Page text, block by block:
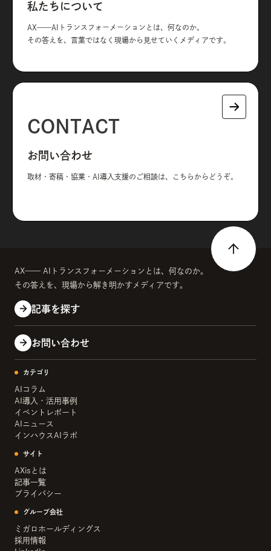
私たちについて
AX——AIトランスフォーメーションとは、何なのか。
その答えを、言葉ではなく現場から見せていくメディアです。
CONTACT
お問い合わせ
取材・寄稿・協業・AI導入支援のご相談は、こちらからどうぞ。
AX—— AIトランスフォーメーションとは、何なのか。
その答えを、現場から解き明かすメディアです。
記事を探す
お問い合わせ
カテゴリ
AIコラム
AI導入・活用事例
イベントレポート
AIニュース
インハウスAIラボ
サイト
AXisとは
記事一覧
プライバシー
グループ会社
ミガロホールディングス
採用情報